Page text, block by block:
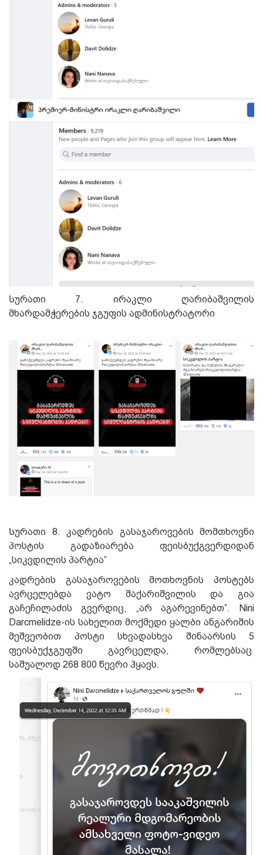
Სურათი 7. ირაკლი ღარიბაშვილის
მხარდამჭერების ჯგუფის ადმინისტრატორი
Სურათი 8. კადრების გასაჯაროვების მომთხოვნი
პოსტის გადაზიარება ფეისბუქგვერდიდან
„სიკვდილის პარტია”
კადრების გასაჯაროვების მოთხოვნის პოსტებს
ავრცელებდა ვატო შაქარიშვილის და გია
გაჩეჩილაძის გვერდიც, „არ აგარევინებთ”. Nini
Darcmelidze-ის სახელით მოქმედი ყალბი ანგარიშის
მეშვეობით პოსტი სხვადასხვა შინაარსის 5
ფეისბუქჯგუფში გავრცელდა, რომლებსაც
საშუალოდ 268 800 წევრი ჰყავს.